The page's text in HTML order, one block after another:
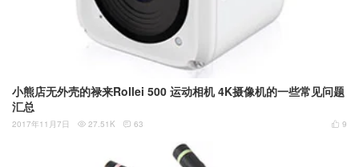
小熊店无外壳的禄来Rollei 500 运动相机 4K摄像机的一些常见问题
汇总
 9
2017年11月7日  27.51K  63